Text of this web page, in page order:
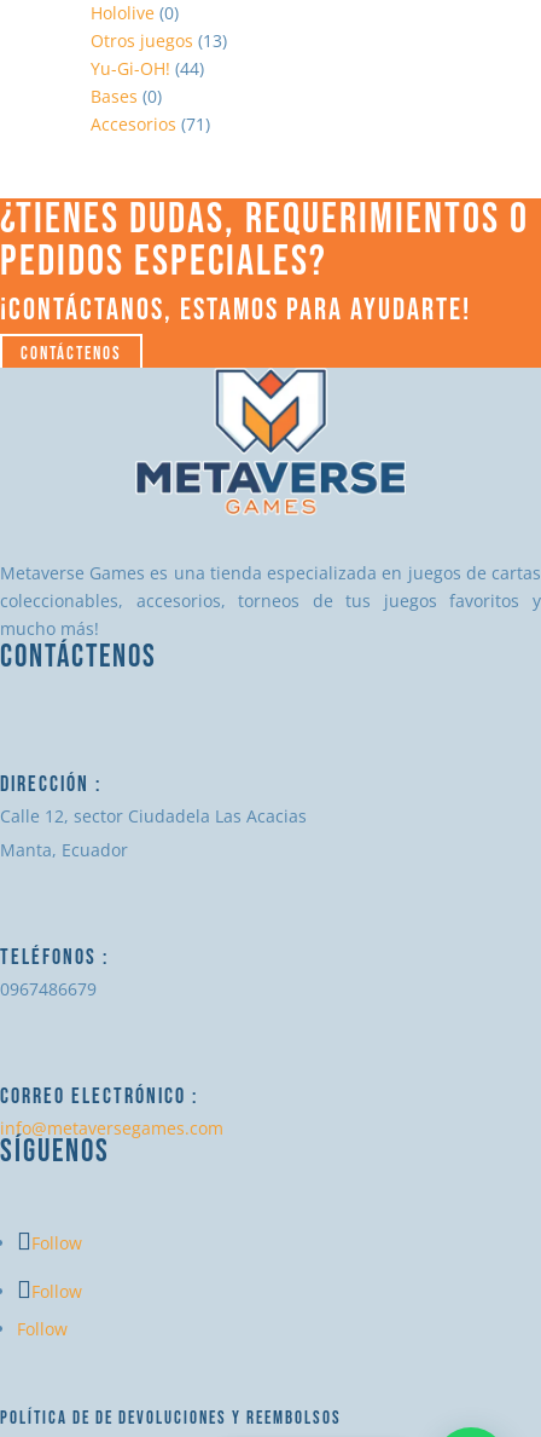
Hololive (0)
Otros juegos (13)
Yu-Gi-OH! (44)
Bases (0)
Accesorios (71)
¿TIENES DUDAS, REQUERIMIENTOS O
PEDIDOS ESPECIALES?
¡CONTÁCTANOS, ESTAMOS PARA AYUDARTE!
Contáctenos
Metaverse Games es una tienda especializada en juegos de cartas
coleccionables, accesorios, torneos de tus juegos favoritos y
mucho más!
CONTÁCTENOS
DIRECCIÓN :
Calle 12, sector Ciudadela Las Acacias
Manta, Ecuador
TELÉFONOS :
0967486679
CORREO ELECTRÓNICO :
info@metaversegames.com
SÍGUENOS
Follow
Follow
Follow
POLÍTICA DE DE DEVOLUCIONES Y REEMBOLSOS